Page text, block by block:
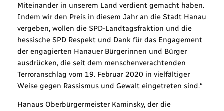
Miteinander in unserem Land verdient gemacht haben.
Indem wir den Preis in diesem Jahr an die Stadt Hanau
vergeben, wollen die SPD-Landtagsfraktion und die
hessische SPD Respekt und Dank für das Engagement
der engagierten Hanauer Bürgerinnen und Bürger
ausdrücken, die seit dem menschenverachtenden
Terroranschlag vom 19. Februar 2020 in vielfältiger
Weise gegen Rassismus und Gewalt eingetreten sind.“
Hanaus Oberbürgermeister Kaminsky, der die